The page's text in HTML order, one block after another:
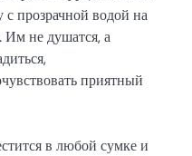
прозрачной водой на
Им не душатся, а
приятный
в любой сумке и